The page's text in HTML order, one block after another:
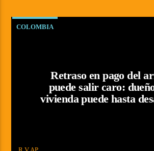
COLOMBIA
Retraso en pago del
puede salir caro:
vivienda puede hasta